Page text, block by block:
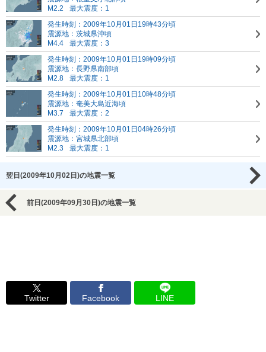
M2.2
最大震度：1
発生時刻：2009年10月01日19時43分頃
震源地：茨城県沖頃
M4.4
最大震度：3
発生時刻：2009年10月01日19時09分頃
震源地：長野県南部頃
M2.8
最大震度：1
発生時刻：2009年10月01日10時48分頃
震源地：奄美大島近海頃
M3.7
最大震度：2
発生時刻：2009年10月01日04時26分頃
震源地：宮城県北部頃
M2.3
最大震度：1
翌日(2009年10月02日)の地震一覧
前日(2009年09月30日)の地震一覧
Twitter Facebook LINE